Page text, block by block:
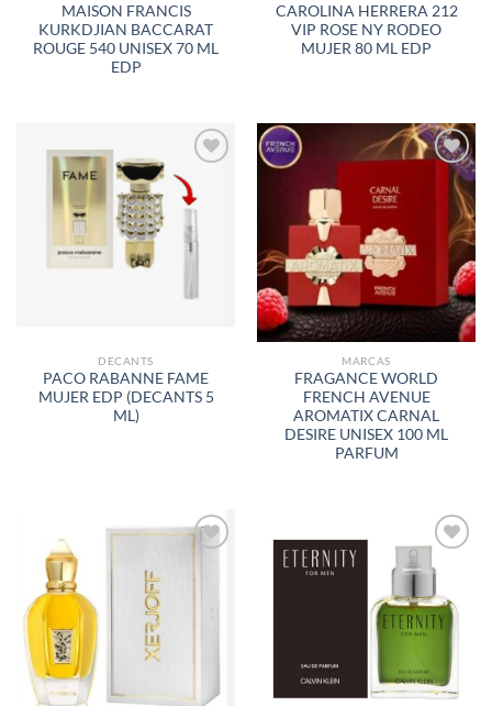
MAISON FRANCIS
KURKDJIAN BACCARAT
ROUGE 540 UNISEX 70 ML
EDP
CAROLINA HERRERA 212
VIP ROSE NY RODEO
MUJER 80 ML EDP
AÑADIR
A LA
DE
DESEOS
DECANTS
PACO RABANNE FAME
MUJER EDP (DECANTS 5
ML)
DESEOS
MARCAS
FRAGANCE WORLD
FRENCH AVENUE
AROMATIX CARNAL
DESIRE UNISEX 100 ML
PARFUM
AÑADIR
LISTA
DE